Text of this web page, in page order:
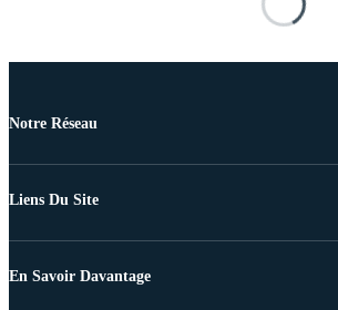
Notre Réseau
Liens Du Site
En Savoir Davantage